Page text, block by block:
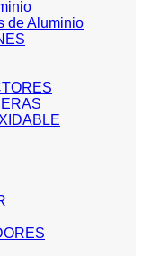
de Aluminio